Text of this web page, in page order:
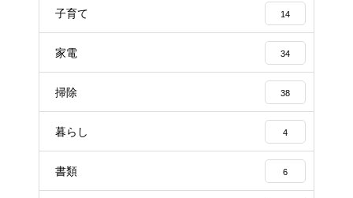
子育て 14
家電 34
掃除 38
暮らし 4
書類 6